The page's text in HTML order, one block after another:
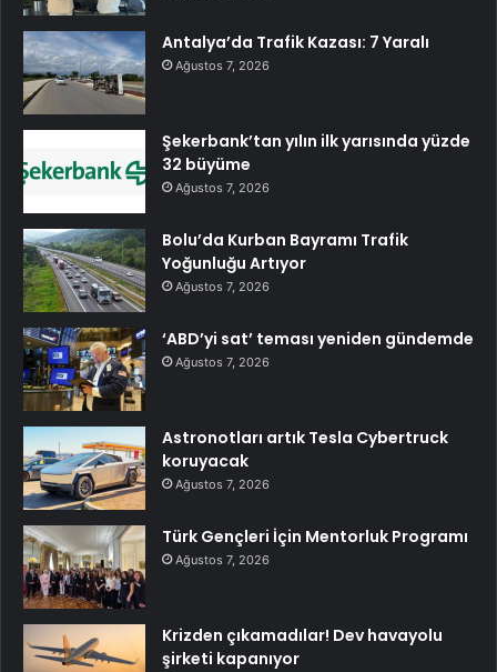
Antalya’da Trafik Kazası: 7 Yaralı
Ağustos 7, 2026
Şekerbank’tan yılın ilk yarısında yüzde
32 büyüme
Ağustos 7, 2026
Bolu’da Kurban Bayramı Trafik
Yoğunluğu Artıyor
Ağustos 7, 2026
‘ABD’yi sat’ teması yeniden gündemde
Ağustos 7, 2026
Astronotları artık Tesla Cybertruck
koruyacak
Ağustos 7, 2026
Türk Gençleri İçin Mentorluk Programı
Ağustos 7, 2026
Krizden çıkamadılar! Dev havayolu
şirketi kapanıyor